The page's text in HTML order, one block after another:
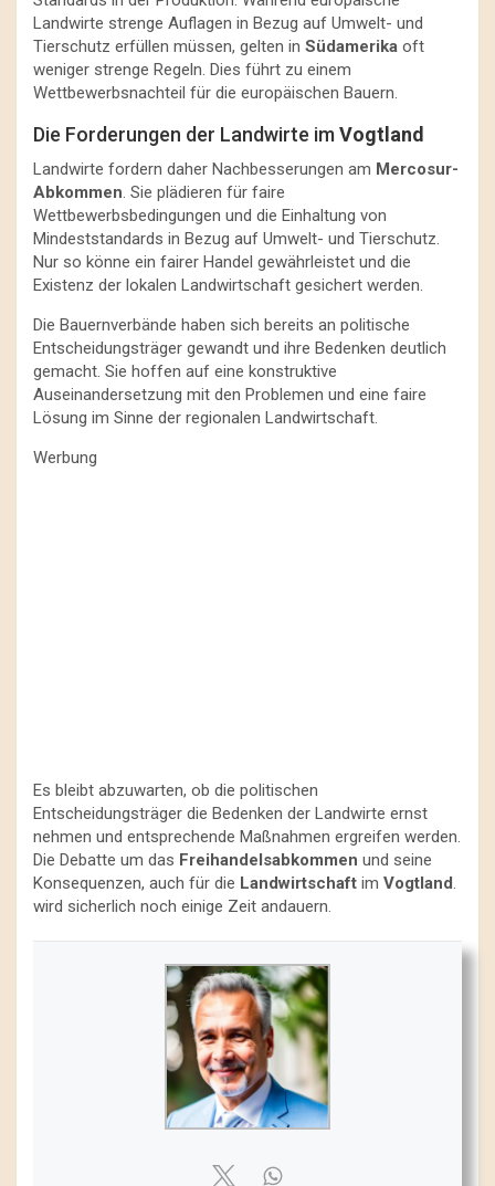
Landwirte strenge Auflagen in Bezug auf Umwelt- und
Tierschutz erfüllen müssen, gelten in Südamerika oft
weniger strenge Regeln. Dies führt zu einem
Wettbewerbsnachteil für die europäischen Bauern.
Die Forderungen der Landwirte imVogtland
Landwirte fordern daher Nachbesserungen am Mercosur-
Abkommen . Sie plädieren für faire
Wettbewerbsbedingungen und die Einhaltung von
Mindeststandards in Bezug auf Umwelt- und Tierschutz.
Nur so könne ein fairer Handel gewährleistet und die
Existenz der lokalen Landwirtschaft gesichert werden.
Die Bauernverbände haben sich bereits an politische
Entscheidungsträger gewandt und ihre Bedenken deutlich
gemacht. Sie hoffen auf eine konstruktive
Auseinandersetzung mit den Problemen und eine faire
Lösung im Sinne der regionalen Landwirtschaft.
Werbung
Es bleibt abzuwarten, ob die politischen
Entscheidungsträger die Bedenken der Landwirte ernst
nehmen und entsprechende Maßnahmen ergreifen werden.
Die Debatte um das Freihandelsabkommen und seine
Konsequenzen, auch für die Landwirtschaft im Vogtland
wird sicherlich noch einige Zeit andauern.